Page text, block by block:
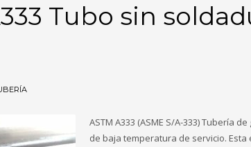
Tubo sin
ASTM A333 (ASME S/A-333) Tubería
de baja temperatura de servicio. Esta